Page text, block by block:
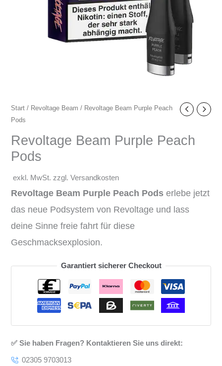
Start / Revoltage Beam / Revoltage Beam Purple Peach
Pods
Revoltage Beam Purple Peach
Pods
exkl. MwSt. zzgl. Versandkosten
Revoltage Beam Purple Peach Podserlebe jetzt
das neue Podsystem von Revoltage und lass
deine Sinne freie fahrt für diese
Geschmacksexplosion.
Garantiert sicherer Checkout
✅ Sie haben Fragen? Kontaktieren Sie uns direkt:
02305 9703013